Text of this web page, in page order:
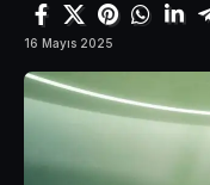
16 Mayıs 2025